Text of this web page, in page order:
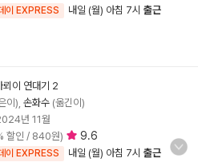
이 EXPRESS 내일 (월) 아침 7시 출근
뢰이 연대기 2
이), 손화수 (옮긴이)
년 11월
할인 / 840원) 9.6
이 EXPRESS 내일 (월) 아침 7시 출근